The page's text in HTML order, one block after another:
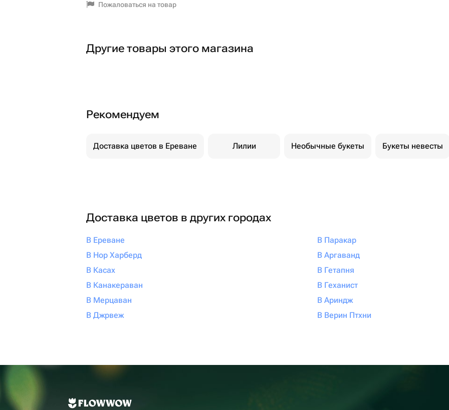
Пожаловаться на товар
Другие товары этого магазина
Рекомендуем
Доставка цветов в Ереване Лилии Необычные букеты Букеты невесты
Доставка цветов в других городах
В Ереване
В Нор Харберд
В Касах
В Канакераван
В Мерцаван
В Джрвеж
В Паракар
В Аргаванд
В Гетапня
В Геханист
В Ариндж
В Верин Птхни